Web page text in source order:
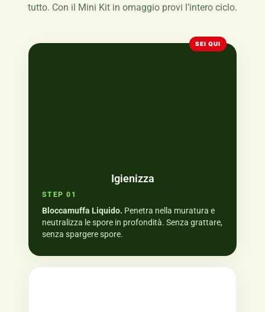
tutto. Con il Mini Kit in omaggio provi l’intero ciclo.
Igienizza
STEP 01
Bloccamuffa Liquido. Penetra nella muratura e
neutralizza le spore in profondità. Senza grattare,
senza spargere spore.